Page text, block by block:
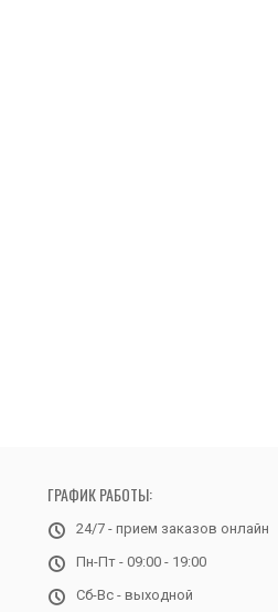
ГРАФИК РАБОТЫ:
24/7 - прием заказов онлайн
Пн-Пт - 09:00 - 19:00
Сб-Вс - выходной